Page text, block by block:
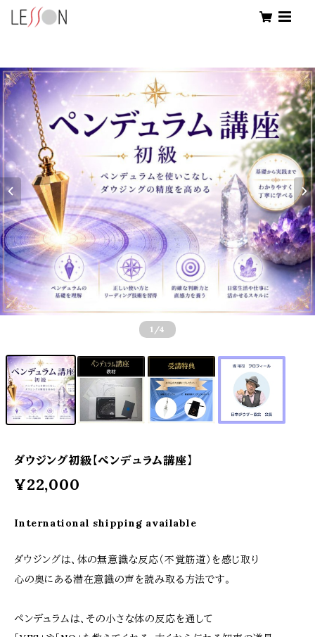
1 /4
ダウジング初級【ペンデュラム講座】
¥22,000
International shipping available
ダウジングは、体の無意識な反応（不覚筋道）を感じ取り
心の奥にある潜在意識の声を読み取る方法です。
ペンデュラムは、その小さな体の反応を通して